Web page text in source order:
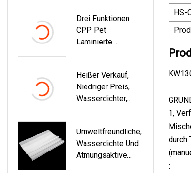
Ät
Drei Funktionen
CPP Pet
Laminierte
Seitenversiegelung
Stand-Up-
Reißverschlussbeu
Ine Für Snack-
Verpackungsbeutel
Heißer Verkauf,
Niedriger Preis,
Wasserdichter,
Regenmantel/Outd
Oor-
Sportbekleidung
Umweltfreundliche,
Wasserdichte Und
Atmungsaktive
HS-
1,
durch
: